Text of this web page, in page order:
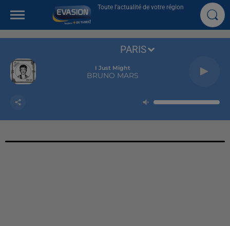
Toute l'actualité de votre région
I Just Might
BRUNO MARS
PARIS